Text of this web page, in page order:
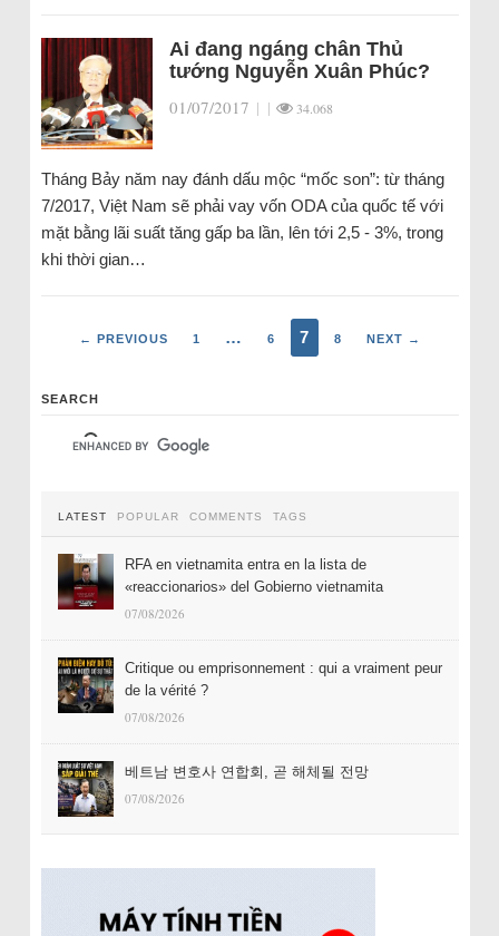
Ai đang ngáng chân Thủ
tướng Nguyễn Xuân Phúc?
01/07/2017 | | 34.068
Tháng Bảy năm nay đánh dấu mộc “mốc son”: từ tháng
7/2017, Việt Nam sẽ phải vay vốn ODA của quốc tế với
mặt bằng lãi suất tăng gấp ba lần, lên tới 2,5 - 3%, trong
khi thời gian…
← PREVIOUS 1 … 6 7 8 NEXT →
SEARCH
LATEST POPULAR COMMENTS TAGS
RFA en vietnamita entra en la lista de
«reaccionarios» del Gobierno vietnamita
07/08/2026
Critique ou emprisonnement : qui a vraiment peur
de la vérité ?
07/08/2026
베트남 변호사 연합회, 곧 해체될 전망
07/08/2026